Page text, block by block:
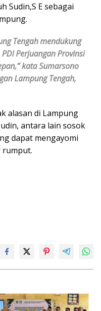
Sudin,S E sebagai
Tengah mendukung
Perjuangan Provinsi
kata Sumarsono
Lampung Tengah,
alasan di Lampung
antara lain sosok
dapat mengayomi
rumput.